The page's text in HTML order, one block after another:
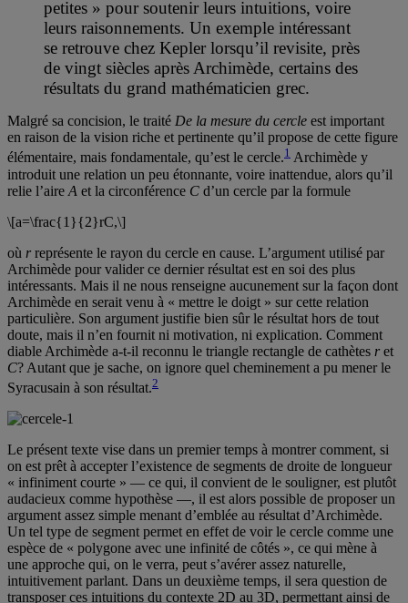
petites » pour soutenir leurs intuitions, voire
leurs raisonnements. Un exemple intéressant
se retrouve chez Kepler lorsqu’il revisite, près
de vingt siècles après Archimède, certains des
résultats du grand mathématicien grec.
Malgré sa concision, le traité De la mesure du cercle est important
en raison de la vision riche et pertinente qu’il propose de cette figure
élémentaire, mais fondamentale, qu’est le cercle.1 Archimède y
introduit une relation un peu étonnante, voire inattendue, alors qu’il
relie l’aire A et la circonférence C d’un cercle par la formule
\[a=\frac{1}{2}rC,\]
où rreprésente le rayon du cercle en cause. L’argument utilisé par
Archimède pour valider ce dernier résultat est en soi des plus
intéressants. Mais il ne nous renseigne aucunement sur la façon dont
Archimède en serait venu à « mettre le doigt » sur cette relation
particulière. Son argument justifie bien sûr le résultat hors de tout
doute, mais il n’en fournit ni motivation, ni explication. Comment
diable Archimède a-t-il reconnu le triangle rectangle de cathètes ret
C? Autant que je sache, on ignore quel cheminement a pu mener le
Syracusain à son résultat.2
Le présent texte vise dans un premier temps à montrer comment, si
on est prêt à accepter l’existence de segments de droite de longueur
« infiniment courte » — ce qui, il convient de le souligner, est plutôt
audacieux comme hypothèse —, il est alors possible de proposer un
argument assez simple menant d’emblée au résultat d’Archimède.
Un tel type de segment permet en effet de voir le cercle comme une
espèce de « polygone avec une infinité de côtés », ce qui mène à
une approche qui, on le verra, peut s’avérer assez naturelle,
intuitivement parlant. Dans un deuxième temps, il sera question de
transposer ces intuitions du contexte 2D au 3D, permettant ainsi de